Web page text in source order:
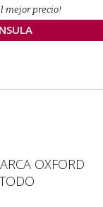
mejor precio!
OXFORD